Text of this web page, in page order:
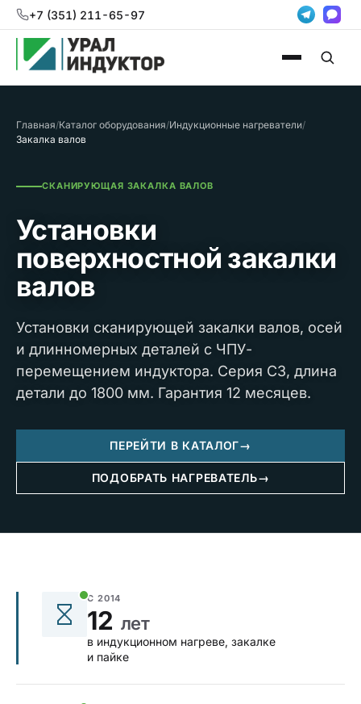
+7 (351) 211-65-97
Главная/Каталог оборудования/Индукционные нагреватели/
Закалка валов
СКАНИРУЮЩАЯ ЗАКАЛКА ВАЛОВ
Установки
поверхностной закалки
валов
Установки сканирующей закалки валов, осей
и длинномерных деталей с ЧПУ-
перемещением индуктора. Серия СЗ, длина
детали до 1800 мм. Гарантия 12 месяцев.
ПЕРЕЙТИ В КАТАЛОГ→
ПОДОБРАТЬ НАГРЕВАТЕЛЬ→
С 2014
12 лет
в индукционном нагреве, закалке
и пайке